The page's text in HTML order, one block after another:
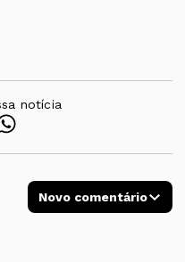
notícia
Novo comentário